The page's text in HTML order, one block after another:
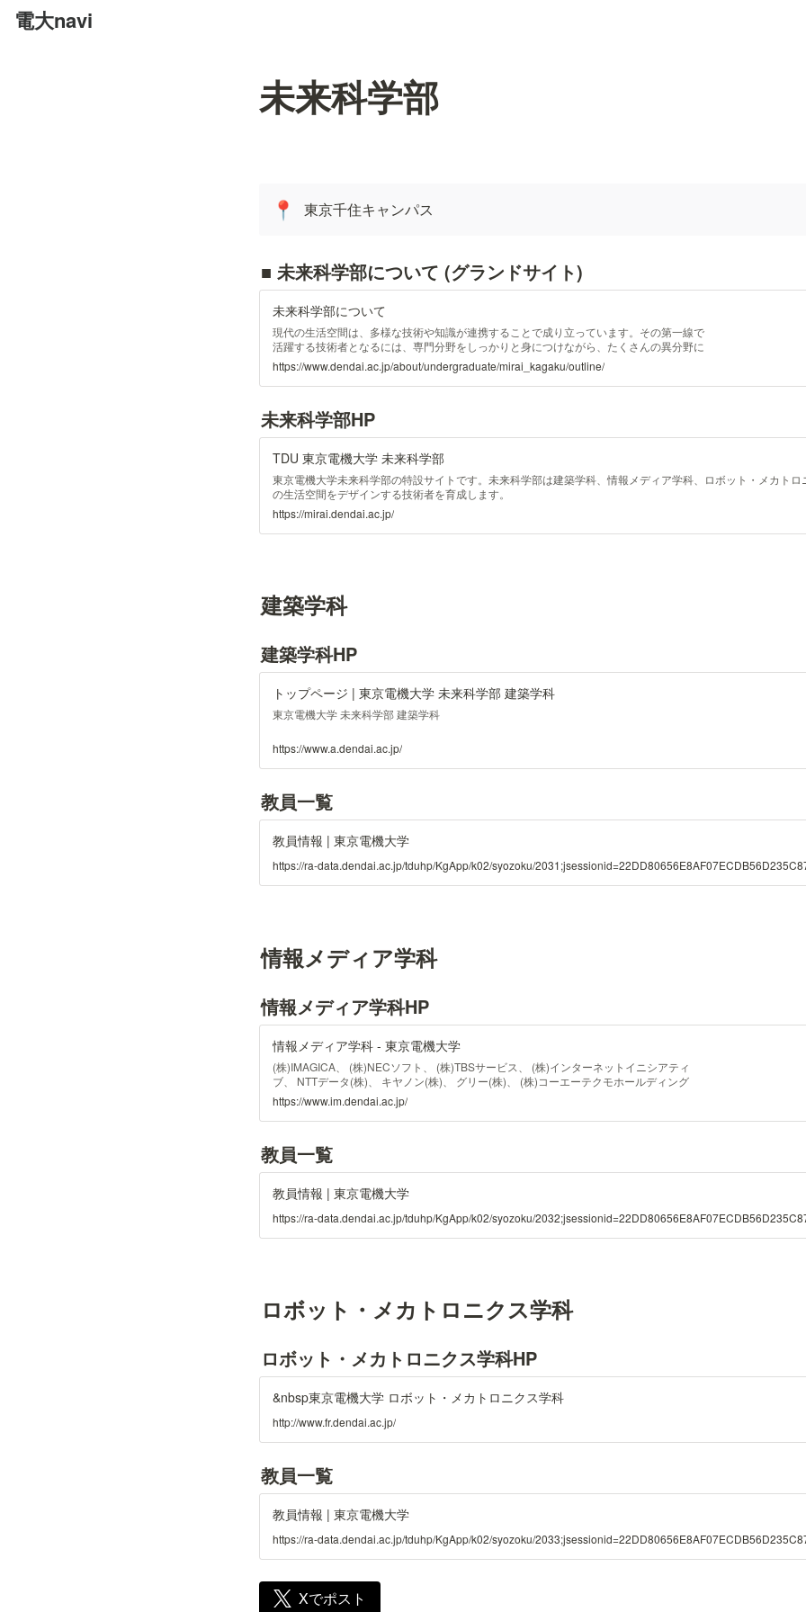
電大navi
未来科学部
📍 東京千住キャンパス
■ 未来科学部について (グランドサイト)
未来科学部について
現代の生活空間は、多様な技術や知識が連携することで成り立っています。その第一線で
活躍する技術者となるには、専門分野をしっかりと身につけながら、たくさんの異分野に
も触れておくことが大切です。本学部では、「建築」、「情報メディア」、「ロボット・
メカトロニクス」の3学科を設置し、それぞれが協働することで、人間を中心に据えた快
適な生活空間をデザインする能力を養成します。 ...
https://www.dendai.ac.jp/about/undergraduate/mirai_kagaku/outline/
未来科学部HP
TDU 東京電機大学 未来科学部
東京電機大学未来科学部の特設サイトです。未来科学部は建築学科、情報メディア学科、ロボット・メカト
の生活空間をデザインする技術者を育成します。
https://mirai.dendai.ac.jp/
建築学科
建築学科HP
トップページ | 東京電機大学 未来科学部 建築学科
東京電機大学 未来科学部 建築学科
https://www.a.dendai.ac.jp/
教員一覧
教員情報 | 東京電機大学
https://ra-data.dendai.ac.jp/tduhp/KgApp/k02/syozoku/
情報メディア学科
情報メディア学科HP
情報メディア学科 - 東京電機大学
(株)IMAGICA、 (株)NECソフト、 (株)TBSサービス、 (株)インターネットイニシアティ
ブ、 NTTデータ(株)、 キヤノン(株)、 グリー(株)、 (株)コーエーテクモホールディング
ス、 シスコシステムズ(株)、 セイコーエプソン(株)、 (株)セガ、 ソネットエンタテイメン
ト(株)、 ソフトバンクBB(株)、 大日本印刷(株)、 電通国際情報サービス(株)、 (株)東京サ
ウンド・プロダクション、 (株)東芝、 東洋レコーディング(株)、 凸版印刷(株)、 トレンド
IBM(株)、 (株)野村総合研究所、 東日本旅客鉄道(株)、 ピクシブ(株)、 (株)日立製作所、
富士ゼロックス(株)、 富士通(株)、 (株)毎日コミュニケーションズ、 (株)ミクシィ、 みず
ほか (50音順)
https://www.im.dendai.ac.jp/
教員一覧
教員情報 | 東京電機大学
https://ra-data.dendai.ac.jp/tduhp/KgApp/k02/syozoku/
ロボット・メカトロニクス学科
ロボット・メカトロニクス学科HP
&nbsp東京電機大学 ロボット・メカトロニクス学科
http://www.fr.dendai.ac.jp/
教員一覧
教員情報 | 東京電機大学
https://ra-data.dendai.ac.jp/tduhp/KgApp/k02/syozoku/
Xでポスト